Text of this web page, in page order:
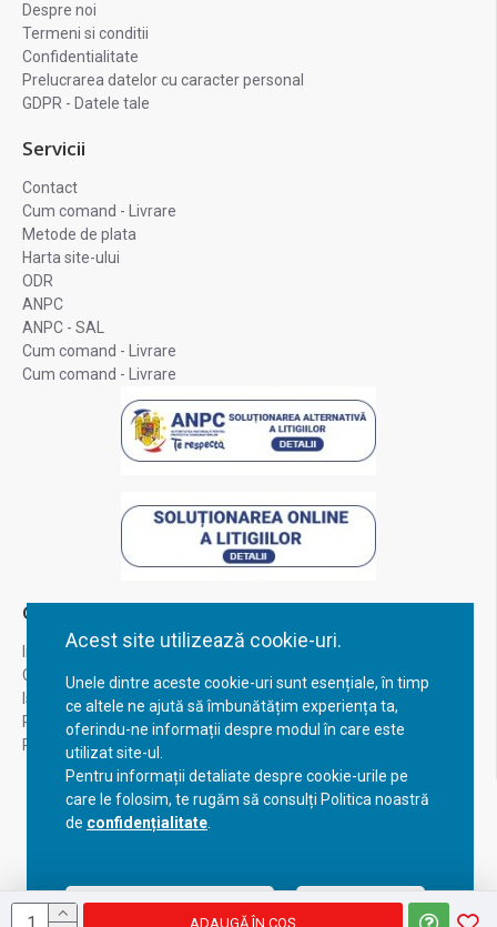
Acest site utilizează cookie-uri.
Unele dintre aceste cookie-uri sunt esențiale, în timp
ce altele ne ajută să îmbunătățim experiența ta,
oferindu-ne informații despre modul în care este
utilizat site-ul.
Pentru informații detaliate despre cookie-urile pe
care le folosim, te rugăm să consulți Politica noastră
de confidențialitate
Acceptă setările curente Configurează
ADAUGĂ ÎN COŞ
Despre noi
Termeni si conditii
Confidentialitate
Prelucrarea datelor cu caracter personal
GDPR - Datele tale
Servicii
Contact
Cum comand - Livrare
Metode de plata
Harta site-ului
ODR
ANPC
ANPC - SAL
Cum comand - Livrare
Cum comand - Livrare
Contul Meu
Inregistrare
Contul meu
Istoric comenzi
Recuperare parola
Returnare produs